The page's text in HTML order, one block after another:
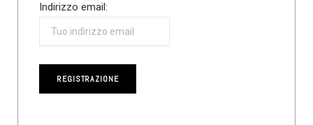
Indirizzo email: